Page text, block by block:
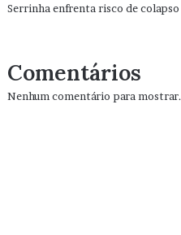
Serrinha enfrenta risco de colapso
Comentários
Nenhum comentário para mostrar.